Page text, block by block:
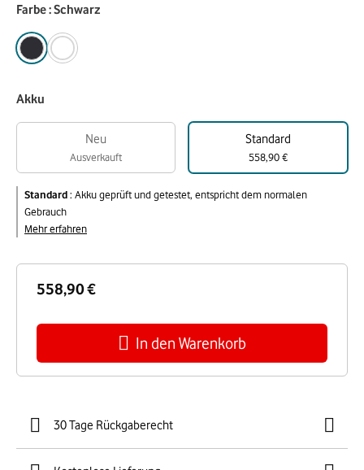
558,90 €
In den Warenkorb
Farbe : Schwarz
Akku
Neu
Ausverkauft
Standard
558,90 €
Standard: Akku geprüft und getestet, entspricht dem normalen
Gebrauch
Mehr erfahren
30 Tage Rückgaberecht